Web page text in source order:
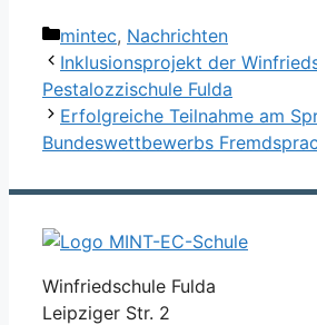
Kategorien
mintec, Nachrichten
Inklusionsprojekt der
Pestalozzischule Fulda
Erfolgreiche Teilnahme am
Bundeswettbewerbs
Winfriedschule Fulda
Leipziger Str. 2